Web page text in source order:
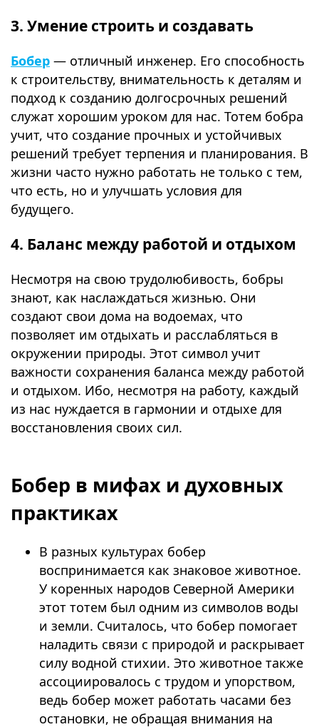
3. Умение строить и создавать
Бобер — отличный инженер. Его способность
к строительству, внимательность к деталям и
подход к созданию долгосрочных решений
служат хорошим уроком для нас. Тотем бобра
учит, что создание прочных и устойчивых
решений требует терпения и планирования. В
жизни часто нужно работать не только с тем,
что есть, но и улучшать условия для
будущего.
4. Баланс между работой и отдыхом
Несмотря на свою трудолюбивость, бобры
знают, как наслаждаться жизнью. Они
создают свои дома на водоемах, что
позволяет им отдыхать и расслабляться в
окружении природы. Этот символ учит
важности сохранения баланса между работой
и отдыхом. Ибо, несмотря на работу, каждый
из нас нуждается в гармонии и отдыхе для
восстановления своих сил.
Бобер в мифах и духовных
практиках
В разных культурах бобер
воспринимается как знаковое животное.
У коренных народов Северной Америки
этот тотем был одним из символов воды
и земли. Считалось, что бобер помогает
наладить связи с природой и раскрывает
силу водной стихии. Это животное также
ассоциировалось с трудом и упорством,
ведь бобер может работать часами без
остановки, не обращая внимания на